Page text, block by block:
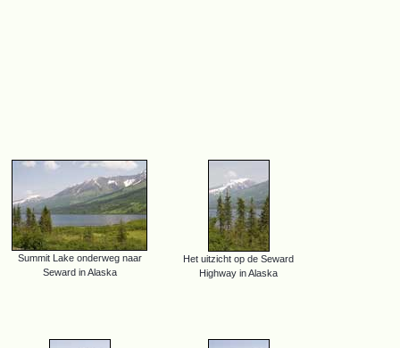
Summit Lake onderweg naar
Seward in Alaska
Het uitzicht op de Seward
Highway in Alaska